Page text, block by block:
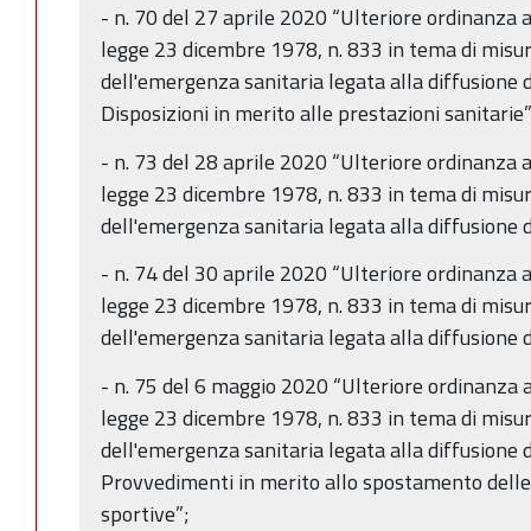
- n. 70 del 27 aprile 2020 “Ulteriore ordinanza
legge 23 dicembre 1978, n. 833 in tema di
dell'emergenza sanitaria legata alla diffusione
Disposizioni in merito alle prestazioni
- n. 73 del 28 aprile 2020 “Ulteriore ordinanza
legge 23 dicembre 1978, n. 833 in tema di
dell'emergenza sanitaria legata alla diffusione
- n. 74 del 30 aprile 2020 “Ulteriore ordinanza
legge 23 dicembre 1978, n. 833 in tema di
dell'emergenza sanitaria legata alla diffusione
- n. 75 del 6 maggio 2020 “Ulteriore ordinanza
legge 23 dicembre 1978, n. 833 in tema di
dell'emergenza sanitaria legata alla diffusione
Provvedimenti in merito allo spostamento
sportive”;